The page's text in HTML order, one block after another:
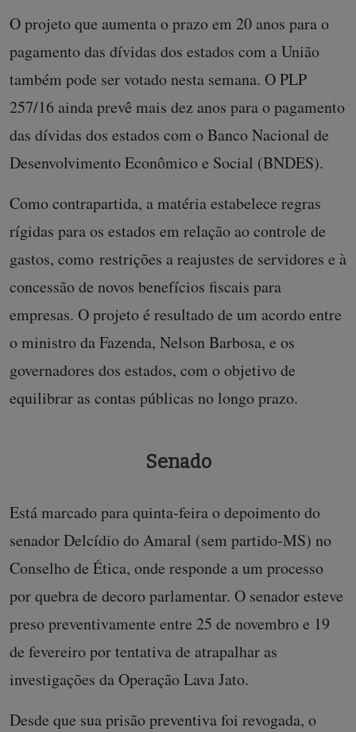
O projeto que aumenta o prazo em 20 anos para o
pagamento das dívidas dos estados com a União
também pode ser votado nesta semana. O PLP
257/16 ainda prevê mais dez anos para o pagamento
das dívidas dos estados com o Banco Nacional de
Desenvolvimento Econômico e Social (BNDES).
Como contrapartida, a matéria estabelece regras
rígidas para os estados em relação ao controle de
gastos, como restrições a reajustes de servidores e à
concessão de novos benefícios fiscais para
empresas. O projeto é resultado de um acordo entre
o ministro da Fazenda, Nelson Barbosa, e os
governadores dos estados, com o objetivo de
equilibrar as contas públicas no longo prazo.
Senado
Está marcado para quinta-feira o depoimento do
senador Delcídio do Amaral (sem partido-MS) no
Conselho de Ética, onde responde a um processo
por quebra de decoro parlamentar. O senador esteve
preso preventivamente entre 25 de novembro e 19
de fevereiro por tentativa de atrapalhar as
investigações da Operação Lava Jato.
Desde que sua prisão preventiva foi revogada, o